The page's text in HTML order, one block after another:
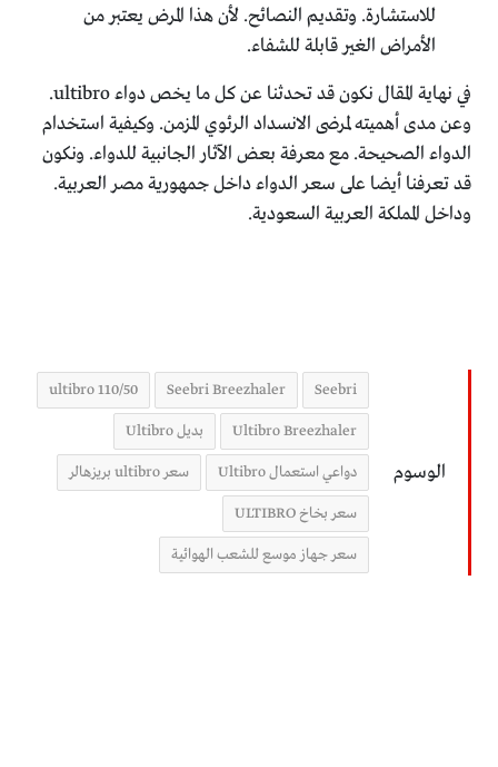
للاستشارة. وتقديم النصائح. لأن هذا المرض يعتبر من
الأمراض الغير قابلة للشفاء.
في نهاية المقال نكون قد تحدثنا عن كل ما يخص دواء ultibro.
وعن مدى أهميته لمرضى الانسداد الرئوي المزمن. وكيفية استخدام
الدواء الصحيحة. مع معرفة بعض الآثار الجانبية للدواء. ونكون
قد تعرفنا أيضا على سعر الدواء داخل جمهورية مصر العربية.
وداخل المملكة العربية السعودية.
الوسوم
Seebri
Seebri Breezhaler
ultibro 110/50
Ultibro Breezhaler بديل Ultibro
دواعي استعمال Ultibro سعر ultibro بريزهالر
سعر بخاخ ULTIBRO
سعر جهاز موسع للشعب الهوائية